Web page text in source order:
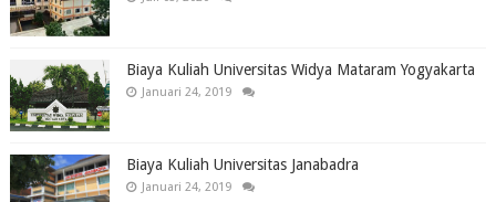
Biaya Kuliah Universitas Widya Mataram Yogyakarta
Januari 24, 2019
Biaya Kuliah Universitas Janabadra
Januari 24, 2019